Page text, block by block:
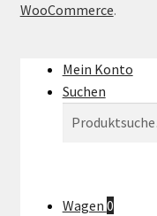
WooCommerce.
Mein Konto
Suchen
Wagen 0